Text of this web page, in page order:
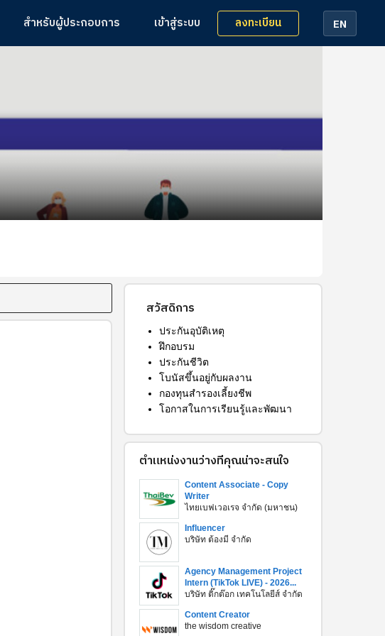
สำหรับผู้ประกอบการ เข้าสู่ระบบ ลงทะเบียน EN
สวัสดิการ
ประกันอุบัติเหตุ
ฝึกอบรม
ประกันชีวิต
โบนัสขึ้นอยู่กับผลงาน
กองทุนสำรองเลี้ยงชีพ
โอกาสในการเรียนรู้และพัฒนา
ตำแหน่งงานว่างที่คุณน่าจะสนใจ
Content Associate - Copy
Writer
ไทยเบฟเวอเรจ จำกัด (มหาชน)
Influencer
บริษัท ต้องมี จำกัด
Agency Management Project
Intern (TikTok LIVE) - 2026...
บริษัท ติ๊กต๊อก เทคโนโลยีส์ จำกัด
Content Creator
the wisdom creative